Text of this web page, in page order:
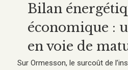
Bilan
économique :
en voie de
Sur Ormesson, le surcoût de